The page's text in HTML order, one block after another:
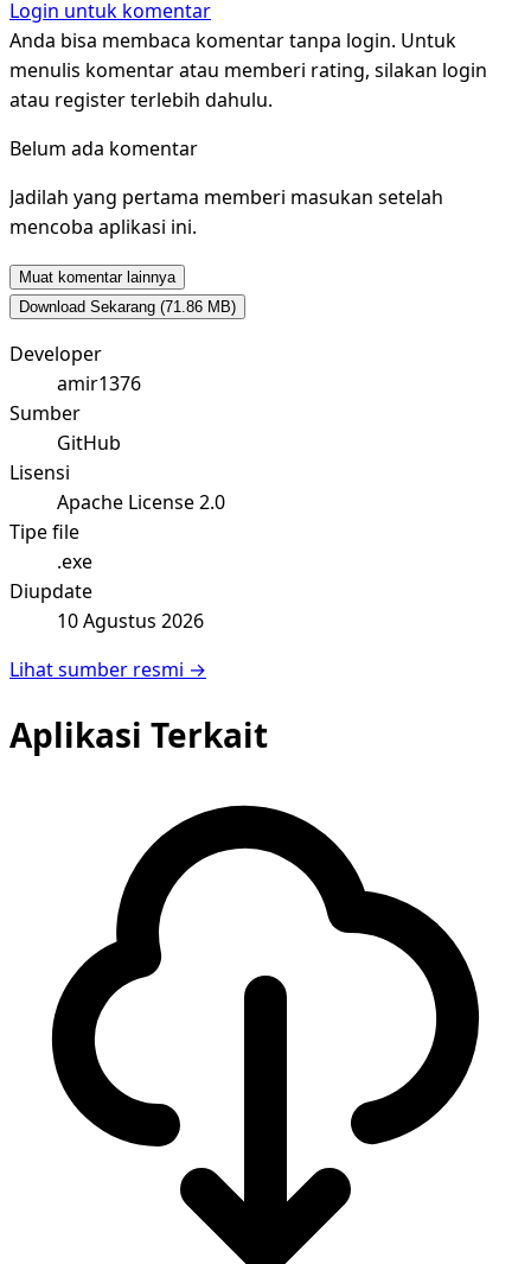
Login untuk komentar
Anda bisa membaca komentar tanpa login. Untuk
menulis komentar atau memberi rating, silakan login
atau register terlebih dahulu.
Belum ada komentar
Jadilah yang pertama memberi masukan setelah
mencoba aplikasi ini.
Muat komentar lainnya
Download Sekarang (71.86 MB)
Developer
amir1376
Sumber
GitHub
Lisensi
Apache License 2.0
Tipe file
.exe
Diupdate
10 Agustus 2026
Lihat sumber resmi →
Aplikasi Terkait